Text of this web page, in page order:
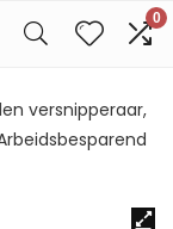
0
versnipperaar,